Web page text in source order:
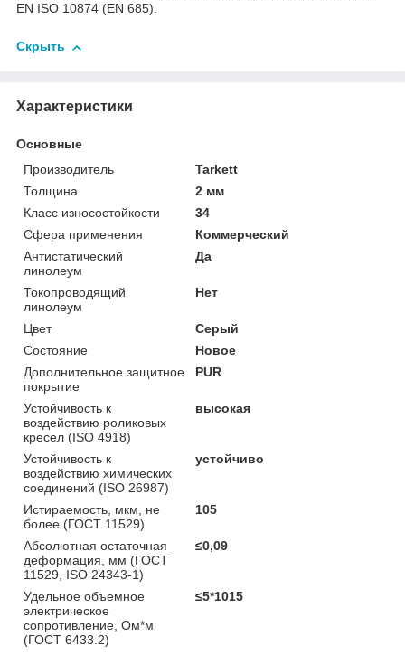
EN ISO 10874 (EN 685).
Скрыть
Характеристики
Основные
Производитель
Tarkett
Толщина
2 мм
Класс износостойкости
34
Сфера применения
Коммерческий
Антистатический
линолеум
Да
Токопроводящий
линолеум
Нет
Цвет
Серый
Состояние
Новое
Дополнительное защитное
покрытие
PUR
Устойчивость к
воздействию роликовых
кресел (ISO 4918)
высокая
Устойчивость к
воздействию химических
соединений (ISO 26987)
устойчиво
Истираемость, мкм, не
более (ГОСТ 11529)
105
Абсолютная остаточная
деформация, мм (ГОСТ
11529, ISO 24343-1)
≤0,09
Удельное объемное
электрическое
сопротивление, Ом*м
(ГОСТ 6433.2)
≤5*1015